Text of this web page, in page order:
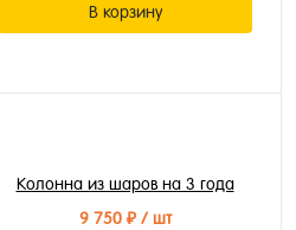
В корзину
Колонна из шаров на 3 года
9 750 ₽/ шт